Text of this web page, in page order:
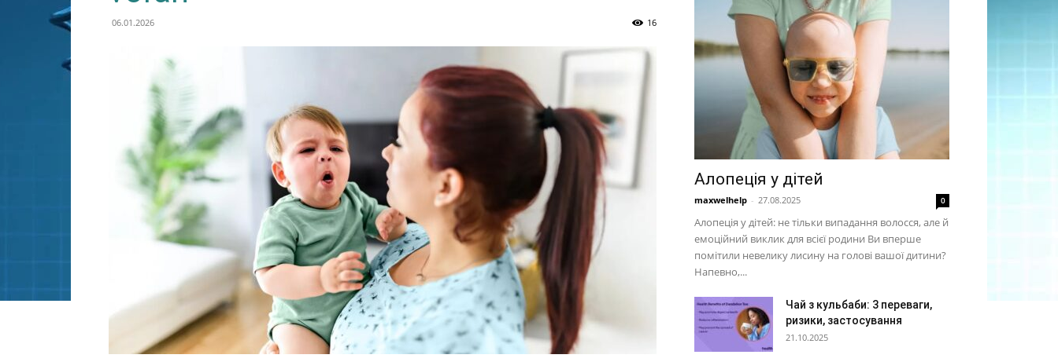
06.01.2026 16
Алопеція у дітей
maxwelhelp - 27.08.2025 0
Алопеція у дітей: не тільки випадання волосся, але й
емоційний виклик для всієї родини Ви вперше
помітили невелику лисину на голові вашої дитини?
Напевно,...
Чай з кульбаби: 3 переваги,
ризики, застосування
21.10.2025